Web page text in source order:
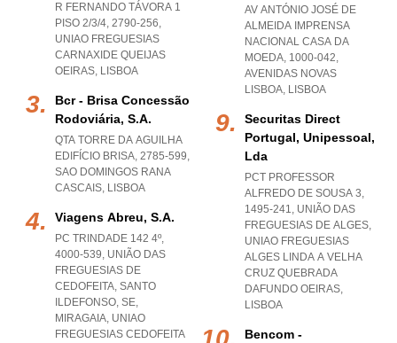
R FERNANDO TÁVORA 1
PISO 2/3/4, 2790-256,
UNIAO FREGUESIAS
CARNAXIDE QUEIJAS
OEIRAS, LISBOA
Bcr - Brisa Concessão
Rodoviária, S.a.
QTA TORRE DA AGUILHA
EDIFÍCIO BRISA, 2785-599,
SAO DOMINGOS RANA
CASCAIS, LISBOA
Viagens Abreu, S.a.
PC TRINDADE 142 4º,
4000-539, UNIÃO DAS
FREGUESIAS DE
CEDOFEITA, SANTO
ILDEFONSO, SE,
MIRAGAIA, UNIAO
FREGUESIAS CEDOFEITA
AV ANTÓNIO JOSÉ DE
ALMEIDA IMPRENSA
NACIONAL CASA DA
MOEDA, 1000-042,
AVENIDAS NOVAS
LISBOA, LISBOA
Securitas Direct
Portugal, Unipessoal,
Lda
PCT PROFESSOR
ALFREDO DE SOUSA 3,
1495-241, UNIÃO DAS
FREGUESIAS DE ALGES,
UNIAO FREGUESIAS
ALGES LINDA A VELHA
CRUZ QUEBRADA
DAFUNDO OEIRAS,
LISBOA
Bencom -